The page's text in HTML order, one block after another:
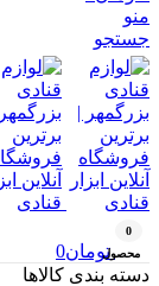
منو
جستجو
0
محصولتومان0
دسته بندی کالاها